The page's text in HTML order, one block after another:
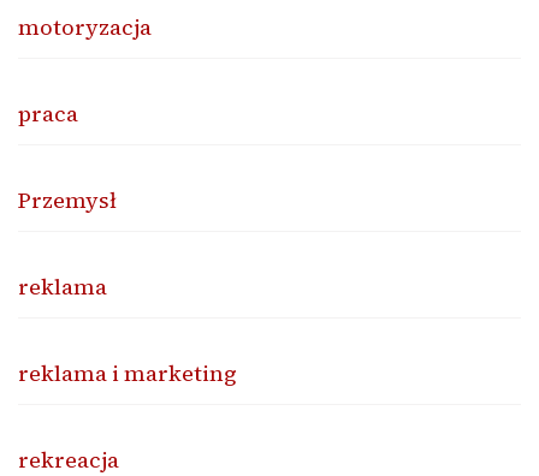
motoryzacja
praca
Przemysł
reklama
reklama i marketing
rekreacja